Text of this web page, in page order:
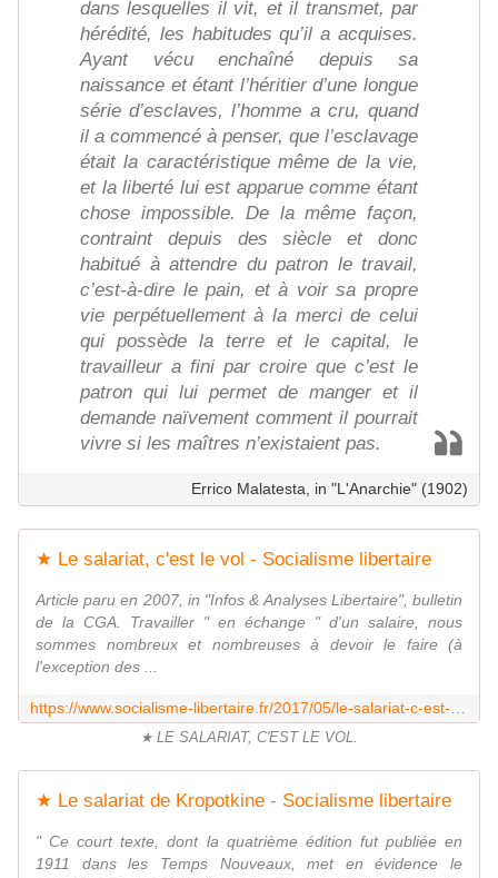
dans lesquelles il vit, et il transmet, par
hérédité, les habitudes qu’il a acquises.
Ayant vécu enchaîné depuis sa
naissance et étant l’héritier d’une longue
série d’esclaves, l’homme a cru, quand
il a commencé à penser, que l’esclavage
était la caractéristique même de la vie,
et la liberté lui est apparue comme étant
chose impossible. De la même façon,
contraint depuis des siècle et donc
habitué à attendre du patron le travail,
c’est-à-dire le pain, et à voir sa propre
vie perpétuellement à la merci de celui
qui possède la terre et le capital, le
travailleur a fini par croire que c’est le
patron qui lui permet de manger et il
demande naïvement comment il pourrait
vivre si les maîtres n’existaient pas.
Errico Malatesta, in "L'Anarchie" (1902)
★ Le salariat, c'est le vol - Socialisme libertaire
Article paru en 2007, in "Infos & Analyses Libertaire", bulletin
de la CGA. Travailler " en échange " d'un salaire, nous
sommes nombreux et nombreuses à devoir le faire (à
l'exception des ...
★ LE SALARIAT, C'EST LE VOL.
★ Le salariat de Kropotkine - Socialisme libertaire
" Ce court texte, dont la quatrième édition fut publiée en
1911 dans les Temps Nouveaux, met en évidence le